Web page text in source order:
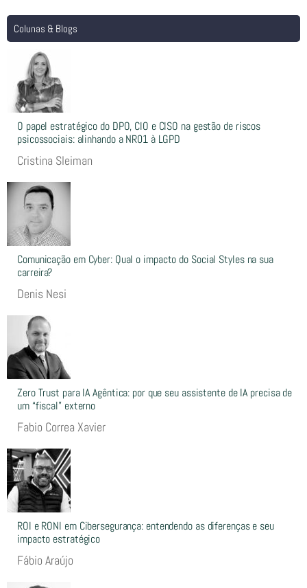
Colunas & Blogs
O papel estratégico do DPO, CIO e CISO na gestão de riscos
psicossociais: alinhando a NR01 à LGPD
Cristina Sleiman
Comunicação em Cyber: Qual o impacto do Social Styles na sua
carreira?
Denis Nesi
Zero Trust para IA Agêntica: por que seu assistente de IA precisa de
um “fiscal” externo
Fabio Correa Xavier
ROI e RONI em Cibersegurança: entendendo as diferenças e seu
impacto estratégico
Fábio Araújo